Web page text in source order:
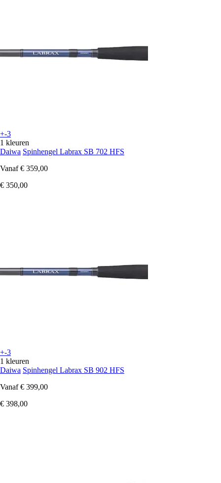
+-3
1 kleuren
Daiwa Spinhengel Labrax SB 702 HFS
Vanaf € 359,00
€ 350,00
+-3
1 kleuren
Daiwa Spinhengel Labrax SB 902 HFS
Vanaf € 399,00
€ 398,00